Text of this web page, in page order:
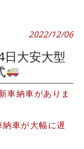
2022/12/06
大安大型
車納車がありま
車が大幅に遅